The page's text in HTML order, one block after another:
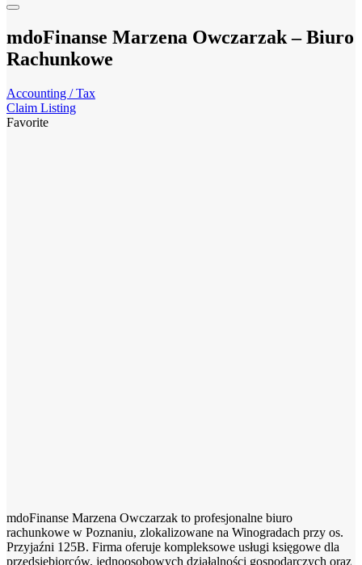
mdoFinanse Marzena Owczarzak – Biuro
Rachunkowe
Accounting / Tax
Claim Listing
Favorite
mdoFinanse Marzena Owczarzak to profesjonalne biuro
rachunkowe w Poznaniu, zlokalizowane na Winogradach przy os.
Przyjaźni 125B. Firma oferuje kompleksowe usługi księgowe dla
przedsiębiorców, jednoosobowych działalności gospodarczych oraz